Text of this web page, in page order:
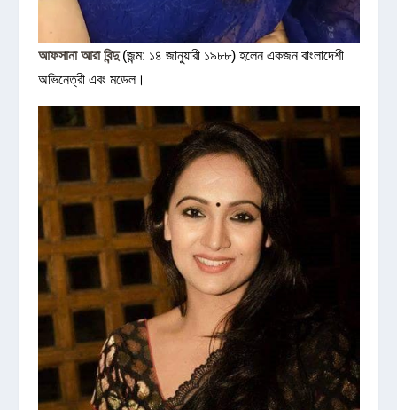
আফসানা আরা বিন্দু (জন্ম: ১৪ জানুয়ারী ১৯৮৮) হলেন একজন বাংলাদেশী
অভিনেত্রী এবং মডেল।